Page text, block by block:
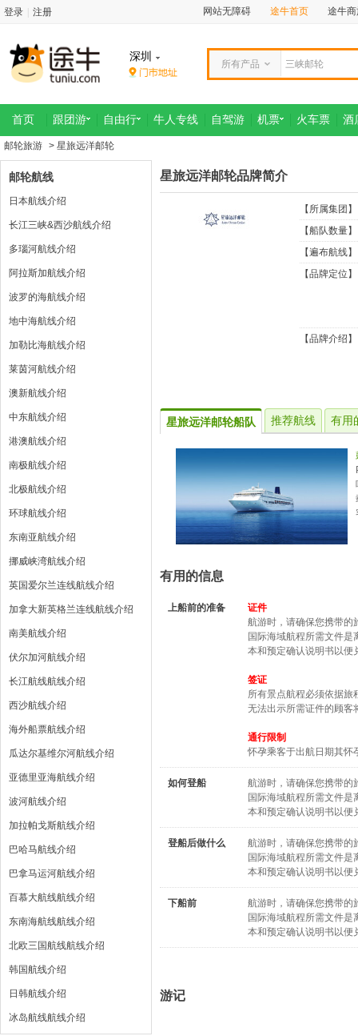
登录 注册 网站无障碍 途牛首页 途牛
深圳
所有产品
首页 跟团游 自由行 牛人专线 自驾游 机票 火车票 酒
邮轮旅游 > 星旅远洋邮轮
邮轮航线
日本航线介绍
长江三峡&西沙航线介绍
多瑙河航线介绍
阿拉斯加航线介绍
波罗的海航线介绍
地中海航线介绍
加勒比海航线介绍
莱茵河航线介绍
澳新航线介绍
中东航线介绍
港澳航线介绍
南极航线介绍
北极航线介绍
环球航线介绍
东南亚航线介绍
挪威峡湾航线介绍
英国爱尔兰连线航线介绍
加拿大新英格兰连线航线介绍
南美航线介绍
伏尔加河航线介绍
长江航线航线介绍
西沙航线介绍
海外船票航线介绍
瓜达尔基维尔河航线介绍
亚德里亚海航线介绍
波河航线介绍
加拉帕戈斯航线介绍
巴哈马航线介绍
巴拿马运河航线介绍
百慕大航线航线介绍
东南海航线航线介绍
北欧三国航线航线介绍
韩国航线介绍
日韩航线介绍
冰岛航线航线介绍
星旅远洋邮轮品牌简介
【所属集团】
【船队数量】
【遍布航线】
【品牌定位】
【品牌介绍】
星旅远洋邮轮船队 推荐航线 有用
有用的信息
上船前的准备
证件
航游时，请确保您携带的
国际海域航程所需文件
本和预定确认说明书以便
签证
所有景点航程必须依据旅
无法出示所需证件的顾客
通行限制
怀孕乘客于出航日期其怀
如何登船
航游时，请确保您携带的
国际海域航程所需文件
本和预定确认说明书以便
登船后做什么
航游时，请确保您携带的
国际海域航程所需文件
本和预定确认说明书以便
下船前
航游时，请确保您携带的
国际海域航程所需文件
本和预定确认说明书以便
游记